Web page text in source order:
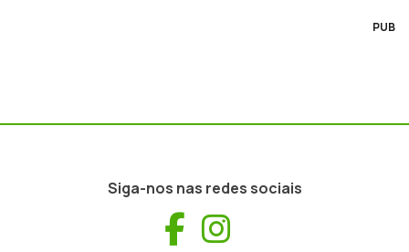
PUB
Siga-nos nas redes sociais
Facebook